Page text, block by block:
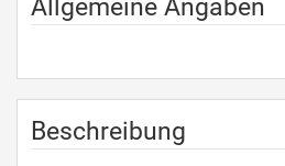
Allgemeine Angaben
Beschreibung